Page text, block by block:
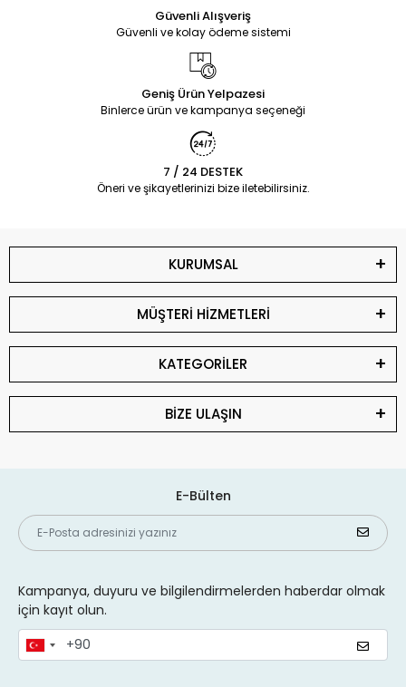
Güvenli Alışveriş
Güvenli ve kolay ödeme sistemi
Geniş Ürün Yelpazesi
Binlerce ürün ve kampanya seçeneği
7 / 24 DESTEK
Öneri ve şikayetlerinizi bize iletebilirsiniz.
KURUMSAL
MÜŞTERİ HİZMETLERİ
KATEGORİLER
BİZE ULAŞIN
E-Bülten
Kampanya, duyuru ve bilgilendirmelerden haberdar olmak
için kayıt olun.